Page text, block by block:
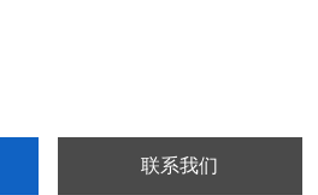
联系我们